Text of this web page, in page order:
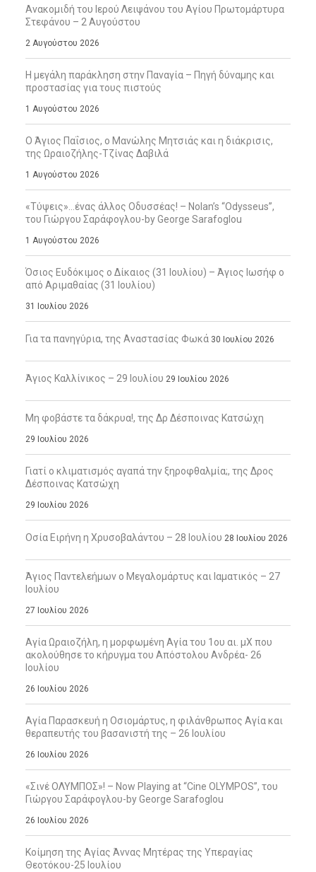
Ανακομιδή του Ιερού Λειψάνου του Αγίου Πρωτομάρτυρα
Στεφάνου – 2 Αυγούστου
2 Αυγούστου 2026
Η μεγάλη παράκληση στην Παναγία – Πηγή δύναμης και
προστασίας για τους πιστούς
1 Αυγούστου 2026
Ο Άγιος Παΐσιος, ο Μανώλης Μητσιάς και η διάκρισις,
της Ωραιοζήλης-Τζίνας Δαβιλά
1 Αυγούστου 2026
«Τύψεις»…ένας άλλος Οδυσσέας! – Nolan’s “Odysseus”,
του Γιώργου Σαράφογλου-by George Sarafoglou
1 Αυγούστου 2026
Όσιος Ευδόκιμος ο Δίκαιος (31 Ιουλίου) – Άγιος Ιωσήφ ο
από Αριμαθαίας (31 Ιουλίου)
31 Ιουλίου 2026
Για τα πανηγύρια, της Αναστασίας Φωκά 30 Ιουλίου 2026
Άγιος Καλλίνικος – 29 Ιουλίου 29 Ιουλίου 2026
Μη φοβάστε τα δάκρυα!, της Δρ Δέσποινας Κατσώχη
29 Ιουλίου 2026
Γιατί ο κλιματισμός αγαπά την ξηροφθαλμία;, της Δρος
Δέσποινας Κατσώχη
29 Ιουλίου 2026
Οσία Ειρήνη η Χρυσοβαλάντου – 28 Ιουλίου 28 Ιουλίου 2026
Άγιος Παντελεήμων ο Μεγαλομάρτυς και Ιαματικός – 27
Ιουλίου
27 Ιουλίου 2026
Αγία Ωραιοζήλη, η μορφωμένη Αγία του 1ου αι. μΧ που
ακολούθησε το κήρυγμα του Απόστολου Ανδρέα- 26
Ιουλίου
26 Ιουλίου 2026
Αγία Παρασκευή η Οσιομάρτυς, η φιλάνθρωπος Αγία και
θεραπευτής του βασανιστή της – 26 Ιουλίου
26 Ιουλίου 2026
«Σινέ ΟΛΥΜΠΟΣ»! – Now Playing at “Cine OLYMPOS”, του
Γιώργου Σαράφογλου-by George Sarafoglou
26 Ιουλίου 2026
Κοίμηση της Αγίας Άννας Μητέρας της Υπεραγίας
Θεοτόκου-25 Ιουλίου